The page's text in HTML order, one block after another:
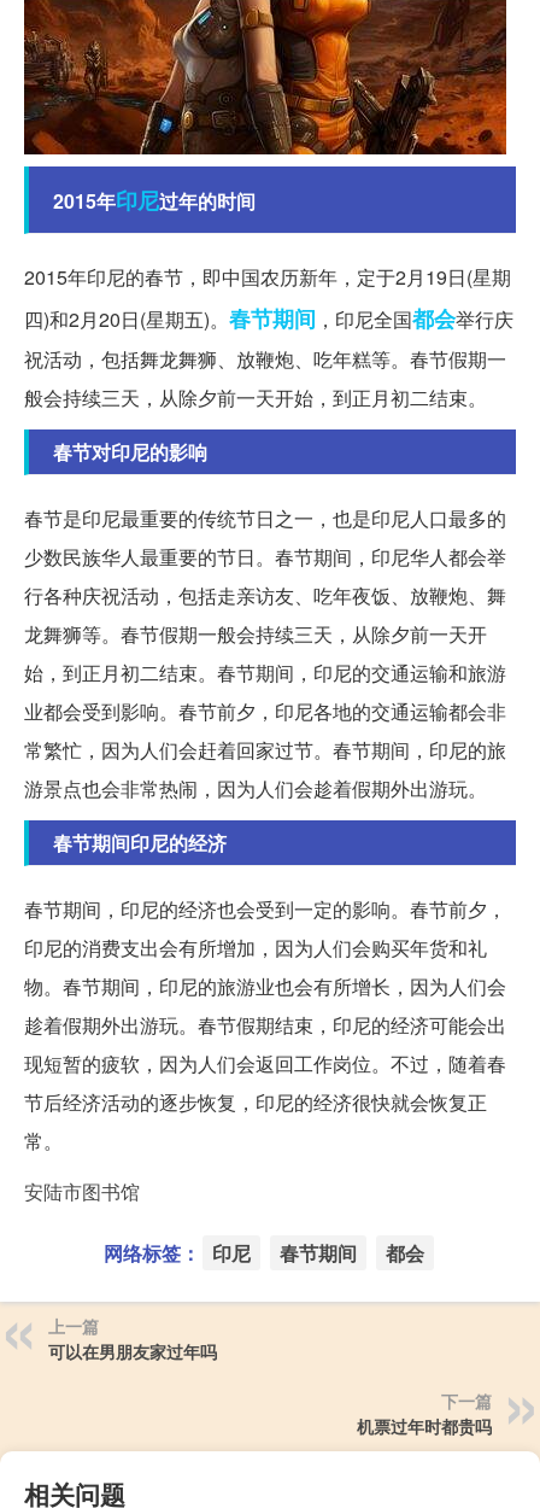
2015年印尼过年的时间
2015年印尼的春节，即中国农历新年，定于2月19日(星期
四)和2月20日(星期五)。 春节期间 ，印尼全国都会举行庆
祝活动，包括舞龙舞狮、放鞭炮、吃年糕等。春节假期一
般会持续三天，从除夕前一天开始，到正月初二结束。
春节对印尼的影响
春节是印尼最重要的传统节日之一，也是印尼人口最多的
少数民族华人最重要的节日。春节期间，印尼华人都会举
行各种庆祝活动，包括走亲访友、吃年夜饭、放鞭炮、舞
龙舞狮等。春节假期一般会持续三天，从除夕前一天开
始，到正月初二结束。春节期间，印尼的交通运输和旅游
业都会受到影响。春节前夕，印尼各地的交通运输都会非
常繁忙，因为人们会赶着回家过节。春节期间，印尼的旅
游景点也会非常热闹，因为人们会趁着假期外出游玩。
春节期间印尼的经济
春节期间，印尼的经济也会受到一定的影响。春节前夕，
印尼的消费支出会有所增加，因为人们会购买年货和礼
物。春节期间，印尼的旅游业也会有所增长，因为人们会
趁着假期外出游玩。春节假期结束，印尼的经济可能会出
现短暂的疲软，因为人们会返回工作岗位。不过，随着春
节后经济活动的逐步恢复，印尼的经济很快就会恢复正
常。
安陆市图书馆
网络标签： 印尼 春节期间 都会
上一篇
可以在男朋友家过年吗
下一篇
机票过年时都贵吗
相关问题